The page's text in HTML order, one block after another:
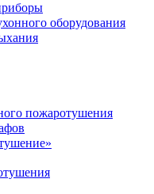
оборудования
пожаротушения